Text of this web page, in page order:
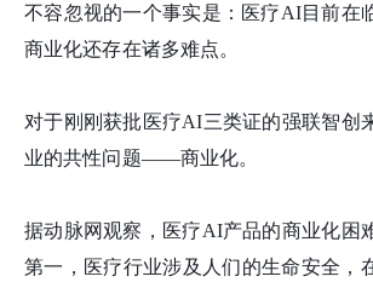
不容忽视的一个事实是：医疗AI目前在
商业化还存在诸多难点。
对于刚刚获批医疗AI三类证的强联智创
业的共性问题——商业化。
据动脉网观察，医疗AI产品的商业化困
第一，医疗行业涉及人们的生命安全，